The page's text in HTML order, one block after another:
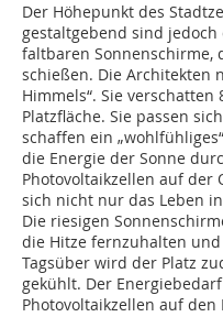
Der Höhepunkt des
gestaltgebend sind
faltbaren Sonnenschirme,
schießen. Die Architekten
Himmels“. Sie
Platzfläche. Sie passen
schaffen ein
die Energie der Sonne
Photovoltaikzellen auf der
sich nicht nur das Leben
Die riesigen
die Hitze fernzuhalten
Tagsüber wird der Platz
gekühlt. Der
Photovoltaikzellen auf den